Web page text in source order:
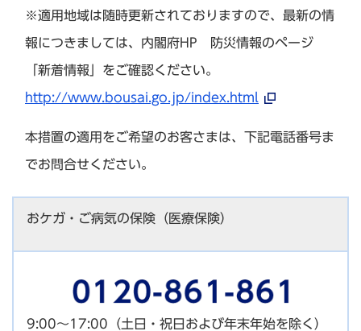
※適用地域は随時更新されておりますので、最新の情
報につきましては、内閣府HP 防災情報のページ
「新着情報」をご確認ください。
http://www.bousai.go.jp/index.html
本措置の適用をご希望のお客さまは、下記電話番号ま
でお問合せください。
おケガ・ご病気の保険（医療保険）
9:00～17:00（土日・祝日および年末年始を除く）